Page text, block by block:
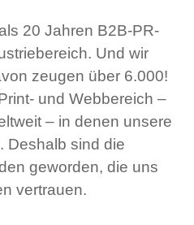
20 Jahren B2B-PR-
Und wir
zeugen über 6.000!
und Webbereich –
– in denen unsere
Deshalb sind die
geworden, die uns
vertrauen.